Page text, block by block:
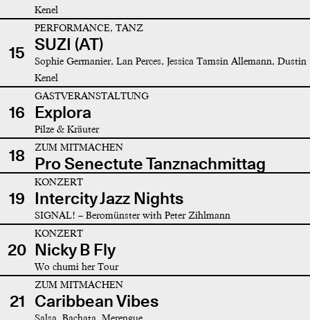
Kenel
15
PERFORMANCE, TANZ
SUZI (AT)
Sophie Germanier, Lan Perces, Jessica Tamsin Allemann, Dustin
Kenel
16
GASTVERANSTALTUNG
Explora
Pilze & Kräuter
18 ZUM MITMACHEN
Pro Senectute Tanznachmittag
19
KONZERT
Intercity Jazz Nights
SIGNAL! – Beromünster with Peter Zihlmann
20
KONZERT
Nicky B Fly
Wo chumi her Tour
21
ZUM MITMACHEN
Caribbean Vibes